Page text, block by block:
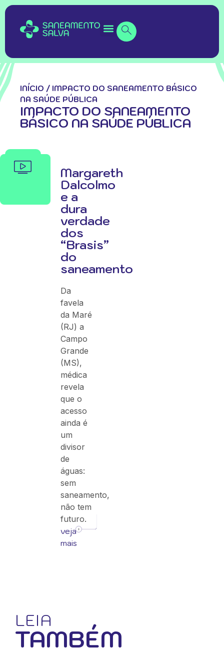
INÍCIO / IMPACTO DO SANEAMENTO BÁSICO
NA SAÚDE PÚBLICA
IMPACTO DO SANEAMENTO
BÁSICO NA SAÚDE PÚBLICA
Margareth
Dalcolmo
e a
dura
verdade
dos
“Brasis”
do
saneamento
Da
favela
da Maré
(RJ) a
Campo
Grande
(MS),
médica
revela
que o
acesso
ainda é
um
divisor
de
águas:
sem
saneamento,
não tem
futuro.
veja
mais
LEIA
TAMBÉM